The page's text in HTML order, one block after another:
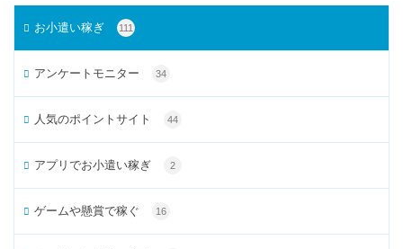
お小遣い稼ぎ 111
アンケートモニター 34
人気のポイントサイト 44
アプリでお小遣い稼ぎ 2
ゲームや懸賞で稼ぐ 16